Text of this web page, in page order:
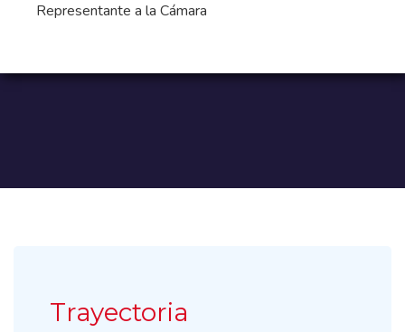
Representante a la Cámara
Trayectoria